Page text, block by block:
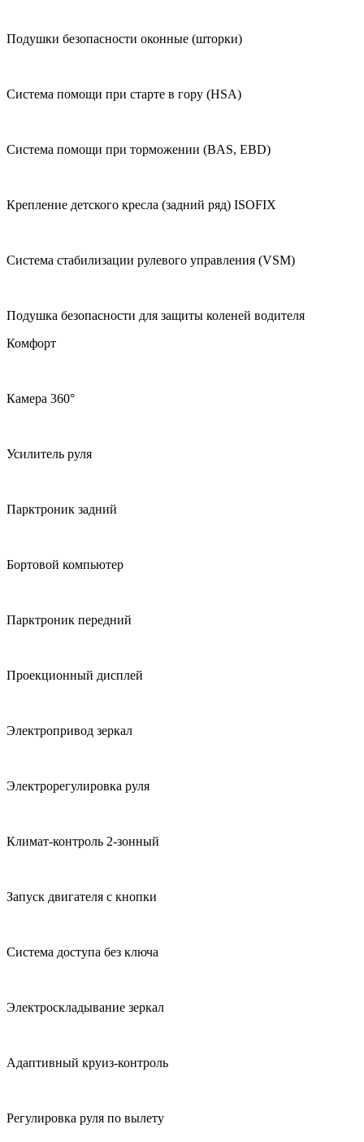
Подушки безопасности оконные (шторки)
Система помощи при старте в гору (HSA)
Система помощи при торможении (BAS, EBD)
Крепление детского кресла (задний ряд) ISOFIX
Система стабилизации рулевого управления (VSM)
Подушка безопасности для защиты коленей водителя
Комфорт
Камера 360°
Усилитель руля
Парктроник задний
Бортовой компьютер
Парктроник передний
Проекционный дисплей
Электропривод зеркал
Электрорегулировка руля
Климат-контроль 2-зонный
Запуск двигателя с кнопки
Система доступа без ключа
Электроскладывание зеркал
Адаптивный круиз-контроль
Регулировка руля по вылету